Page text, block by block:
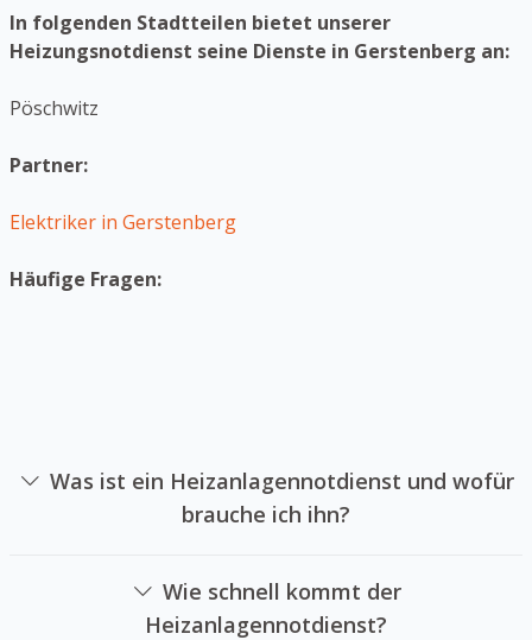
In folgenden Stadtteilen bietet unserer
Heizungsnotdienst seine Dienste in Gerstenberg an:
Pöschwitz
Partner:
Elektriker in Gerstenberg
Häufige Fragen:
Was ist ein Heizanlagennotdienst und wofür
brauche ich ihn?
Reparatur von Heizungssystemen in Notlagen
spezialisiert hat. Sie sollten einen Heizungsnotdienst
Wie schnell kommt der
Heizanlagennotdienst?